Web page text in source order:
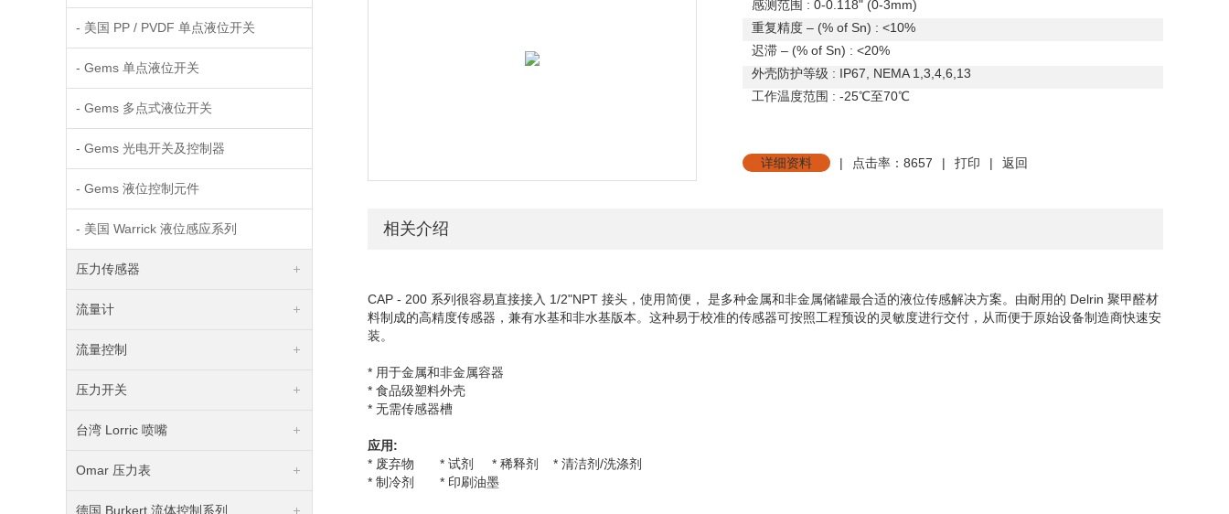
- 美国 PP / PVDF 单点液位开关
- Gems 单点液位开关
- Gems 多点式液位开关
- Gems 光电开关及控制器
- Gems 液位控制元件
- 美国 Warrick 液位感应系列
压力传感器
流量计
流量控制
压力开关
台湾 Lorric 喷嘴
Omar 压力表
德国 Burkert 流体控制系列
感测范围 : 0-0.118" (0-3mm)
重复精度 – (% of Sn) : <10%
迟滞 – (% of Sn) : <20%
外壳防护等级 : IP67, NEMA 1,3,4,6,13
工作温度范围 : -25℃至70℃
详细资料 | 点击率：8657 | 打印 | 返回
相关介绍
CAP - 200 系列很容易直接接入 1/2"NPT 接头，使用简便， 是多种金属和非金属储罐最合适的液位传感解决方案。由耐用的 Delrin 聚甲醛材
料制成的高精度传感器，兼有水基和非水基版本。这种易于校准的传感器可按照工程预设的灵敏度进行交付，从而便于原始设备制造商快速安
装。
* 用于金属和非金属容器
* 食品级塑料外壳
* 无需传感器槽
应用:
* 废弃物 * 试剂 * 稀释剂 * 清洁剂/洗涤剂
* 制冷剂 * 印刷油墨